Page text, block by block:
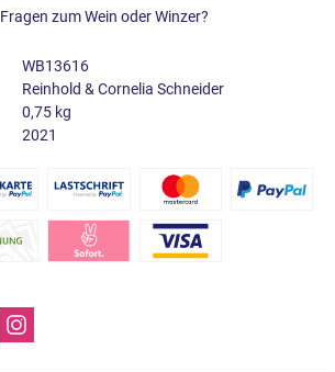
Fragen zum Wein oder Winzer?
WB13616
Reinhold & Cornelia Schneider
0,75 kg
2021